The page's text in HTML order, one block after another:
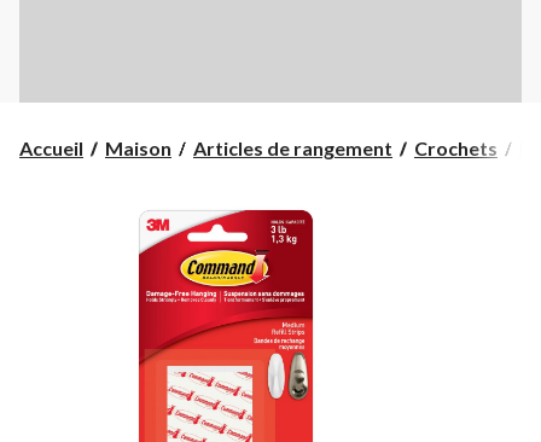
Accueil Maison Articles de rangement Crochets